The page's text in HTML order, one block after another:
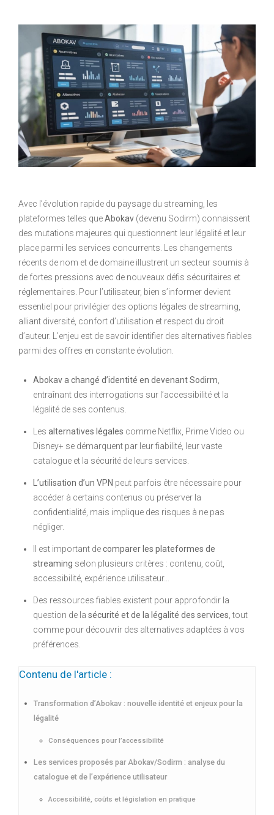
Avec l’évolution rapide du paysage du streaming, les
plateformes telles queAbokav (devenu Sodirm) connaissent
des mutations majeures qui questionnent leur légalité et leur
place parmi les services concurrents. Les changements
récents de nom et de domaine illustrent un secteur soumis à
de fortes pressions avec de nouveaux défis sécuritaires et
réglementaires. Pour l’utilisateur, bien s’informer devient
essentiel pour privilégier des options légales de streaming,
alliant diversité, confort d’utilisation et respect du droit
d’auteur. L’enjeu est de savoir identifier des alternatives fiables
parmi des offres en constante évolution.
Abokav a changé d’identité en devenant Sodirm
entraînant des interrogations sur l’accessibilité et la
légalité de ses contenus.
Les alternatives légales comme Netflix, Prime Video ou
Disney+ se démarquent par leur fiabilité, leur vaste
catalogue et la sécurité de leurs services.
L’utilisation d’un VPN peut parfois être nécessaire pour
accéder à certains contenus ou préserver la
confidentialité, mais implique des risques à ne pas
négliger.
Il est important decomparer les plateformes de
streaming selon plusieurs critères : contenu, coût,
accessibilité, expérience utilisateur…
Des ressources fiables existent pour approfondir la
question de la sécurité et de la légalité des services , tout
comme pour découvrir des alternatives adaptées à vos
préférences.
Contenu de l'article :
Transformation d’Abokav : nouvelle identité et enjeux pour la
légalité
Conséquences pour l’accessibilité
Les services proposés par Abokav/Sodirm : analyse du
catalogue et de l’expérience utilisateur
Accessibilité, coûts et législation en pratique